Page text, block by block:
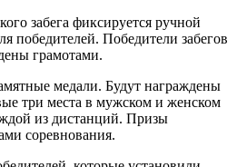
забега фиксируется ручной
победителей. Победители забегов
грамотами.
медали. Будут награждены
три места в мужском и женском
из дистанций. Призы
соревнования.